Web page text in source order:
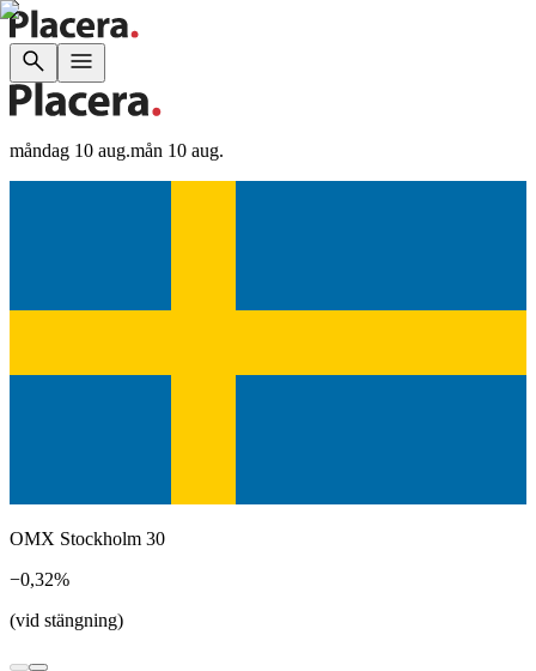
måndag 10 aug.mån 10 aug.
OMX Stockholm 30
−0,32%
(vid stängning)